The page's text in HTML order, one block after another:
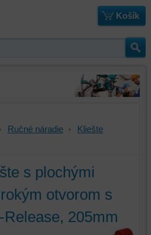
Košík
Ručné náradie
Kliešte
s plochými
otvorom s
205mm